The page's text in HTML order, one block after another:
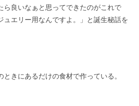
ら良いなぁと思ってできたのがこれで
ュエリー用なんですよ。」と誕生秘話を
ときにあるだけの食材で作っている。